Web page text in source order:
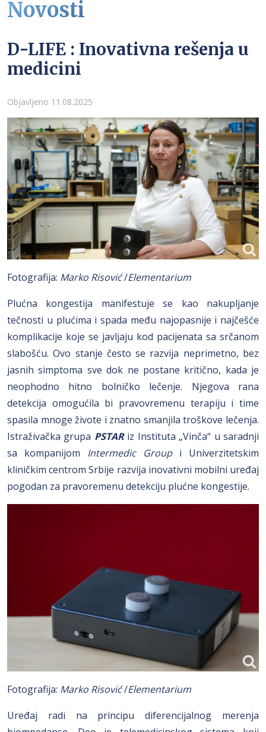
Novosti
D-LIFE : Inovativna rešenja u
medicini
Detalji
Objavljeno 11.08.2025
Fotografija: Marko Risović/Elementarium
Plućna kongestija manifestuje se kao nakupljanje
tečnosti u plućima i spada među najopasnije i najčešće
komplikacije koje se javljaju kod pacijenata sa srčanom
slabošću. Ovo stanje često se razvija neprimetno, bez
jasnih simptoma sve dok ne postane kritično, kada je
neophodno hitno bolničko lečenje. Njegova rana
detekcija omogućila bi pravovremenu terapiju i time
spasila mnoge živote i znatno smanjila troškove lečenja.
Istraživačka grupa PSTARiz Instituta „Vinča“ u saradnji
sa kompanijom Intermedic Groupi Univerzitetskim
kliničkim centrom Srbije razvija inovativni mobilni uređaj
pogodan za pravoremenu detekciju plućne kongestije.
Fotografija: Marko Risović/Elementarium
Uređaj radi na principu diferencijalnog merenja